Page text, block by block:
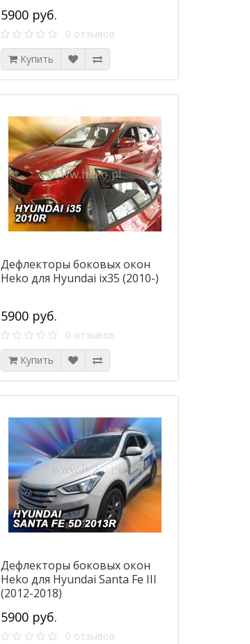
5900 руб.
0 отзывов
Купить
Дефлекторы боковых окон
Heko для Hyundai ix35 (2010-)
5900 руб.
0 отзывов
Купить
Дефлекторы боковых окон
Heko для Hyundai Santa Fe III
(2012-2018)
5900 руб.
0 отзывов